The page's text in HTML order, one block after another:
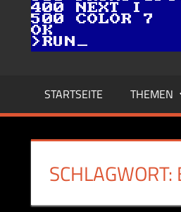
STARTSEITE THEMEN
SCHLAGWORT: